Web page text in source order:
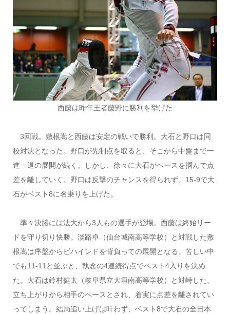
西藤は昨年王者藤野に勝利を挙げた
3回戦。敷根嵩と西藤は安定の戦いで勝利。大石と野口は同
校対決となった。野口が先制点を取ると、そこから中盤まで一
進一退の展開が続く。しかし、徐々に大石がペースを掴んで点
差を離していく。野口は反撃のチャンスを得られず、15-9で大
石がベスト8に名乗りを上げた。
準々決勝には法大から3人もの選手が登場。西藤は終始リー
ドを守り切り快勝。淡路卓（仙台城南高等学校）と対戦した敷
根嵩は序盤からビハインドを背負っての展開となる。苦しい中
でも11-11と並ぶと、執念の4連続得点でベスト4入りを決め
た。大石は鈴村健太（岐阜県立大垣南高等学校）と対峙した。
立ち上がりから相手のペースとされ、着実に点差を離されてい
ってしまう。結局追い上げは叶わず、ベスト8で大石の全日本